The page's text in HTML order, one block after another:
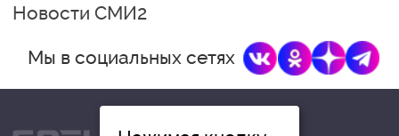
Новости СМИ2
Мы в социальных сетях